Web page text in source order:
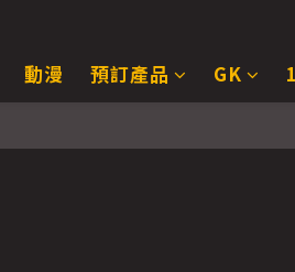
動漫
預訂產品 GK